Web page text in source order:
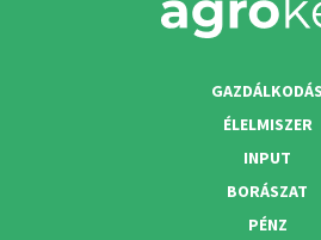
GAZDÁLKODÁS
ÉLELMISZER
INPUT
BORÁSZAT
PÉNZ